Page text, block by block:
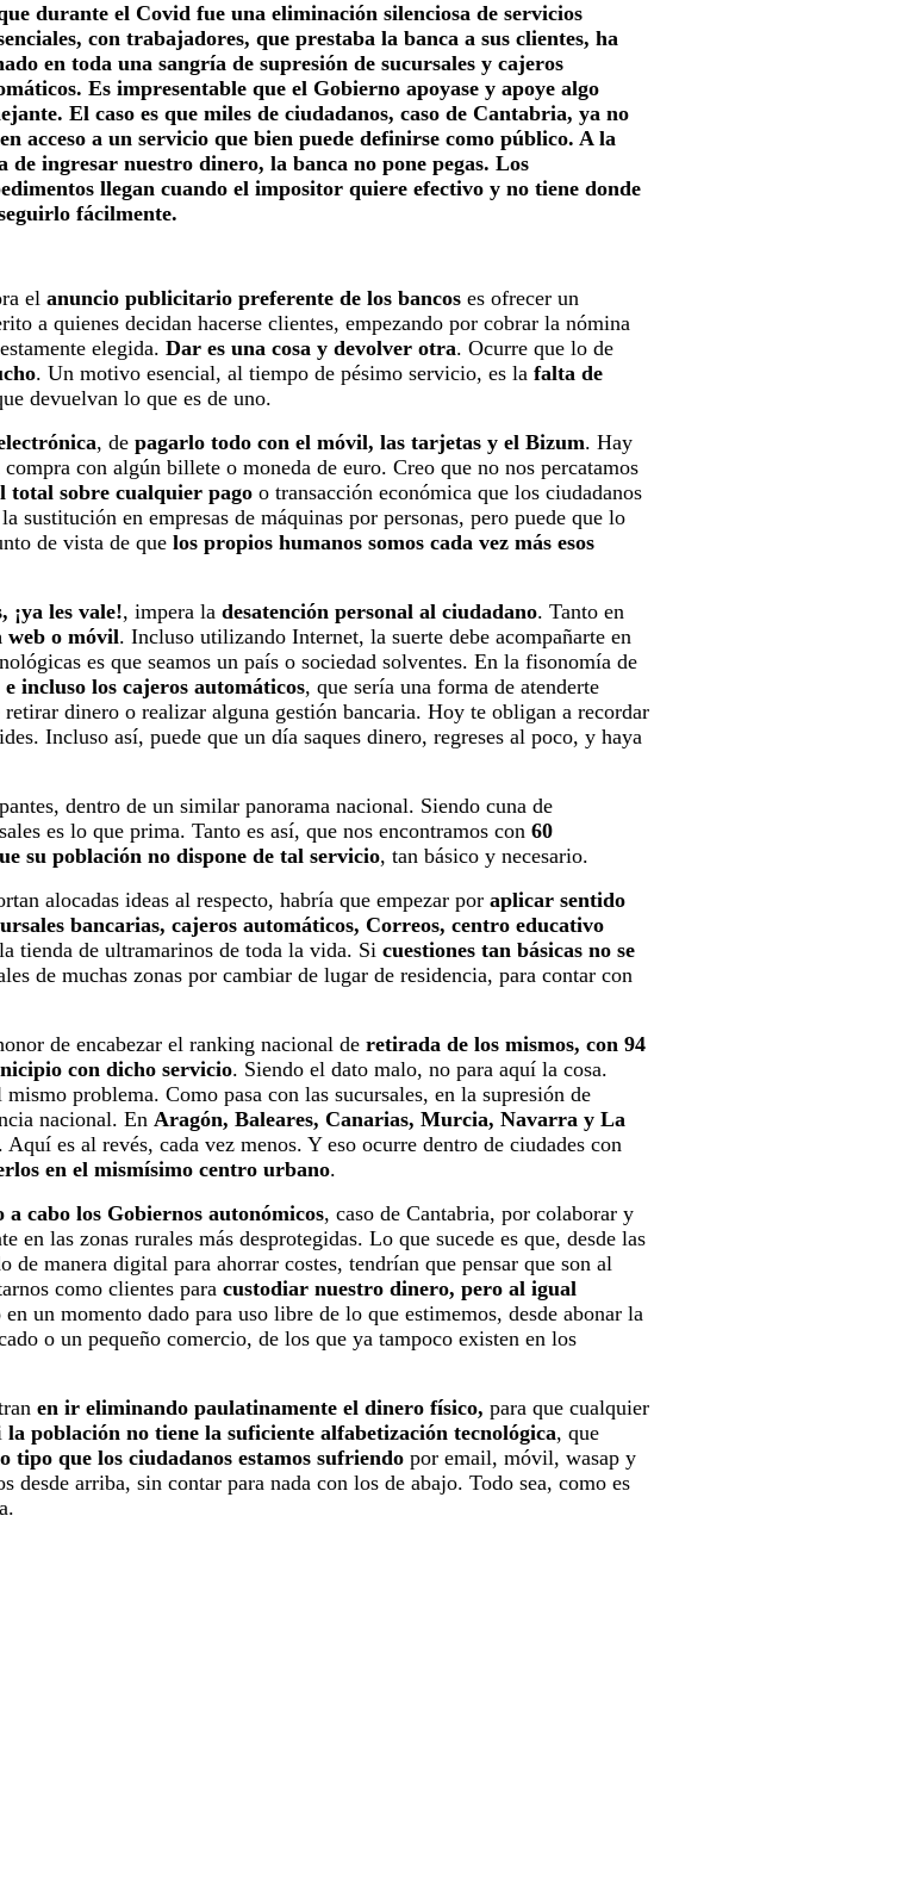
durante el Covid fue una eliminación silenciosa de servicios
con trabajadores, que prestaba la banca a sus clientes, ha
en toda una sangría de supresión de sucursales y cajeros
Es impresentable que el Gobierno apoyase y apoye algo
El caso es que miles de ciudadanos, caso de Cantabria, ya no
acceso a un servicio que bien puede definirse como público. A la
de ingresar nuestro dinero, la banca no pone pegas. Los
llegan cuando el impositor quiere efectivo y no tiene donde
fácilmente.
el anuncio publicitario preferente de los bancos es ofrecer un
a quienes decidan hacerse clientes, empezando por cobrar la nómina
elegida. Dar es una cosa y devolver otra. Ocurre que lo de
. Un motivo esencial, al tiempo de pésimo servicio, es la falta de
devuelvan lo que es de uno.
, de pagarlo todo con el móvil, las tarjetas y el Bizum. Hay
con algún billete o moneda de euro. Creo que no nos percatamos
total sobre cualquier pago o transacción económica que los ciudadanos
sustitución en empresas de máquinas por personas, pero puede que lo
de vista de que los propios humanos somos cada vez más esos
¡ya les vale!, impera la desatención personal al ciudadano. Tanto en
web o móvil. Incluso utilizando Internet, la suerte debe acompañarte en
es que seamos un país o sociedad solventes. En la fisonomía de
incluso los cajeros automáticos, que sería una forma de atenderte
retirar dinero o realizar alguna gestión bancaria. Hoy te obligan a recordar
Incluso así, puede que un día saques dinero, regreses al poco, y haya
dentro de un similar panorama nacional. Siendo cuna de
es lo que prima. Tanto es así, que nos encontramos con 60
su población no dispone de tal servicio, tan básico y necesario.
alocadas ideas al respecto, habría que empezar por aplicar sentido
bancarias, cajeros automáticos, Correos, centro educativo
tienda de ultramarinos de toda la vida. Si cuestiones tan básicas no se
de muchas zonas por cambiar de lugar de residencia, para contar con
de encabezar el ranking nacional de retirada de los mismos, con 94
con dicho servicio. Siendo el dato malo, no para aquí la cosa.
problema. Como pasa con las sucursales, en la supresión de
nacional. En Aragón, Baleares, Canarias, Murcia, Navarra y La
Aquí es al revés, cada vez menos. Y eso ocurre dentro de ciudades con
en el mismísimo centro urbano.
a cabo los Gobiernos autonómicos, caso de Cantabria, por colaborar y
las zonas rurales más desprotegidas. Lo que sucede es que, desde las
de manera digital para ahorrar costes, tendrían que pensar que son al
como clientes para custodiar nuestro dinero, pero al igual
en un momento dado para uso libre de lo que estimemos, desde abonar la
o un pequeño comercio, de los que ya tampoco existen en los
en ir eliminando paulatinamente el dinero físico, para que cualquier
la población no tiene la suficiente alfabetización tecnológica, que
tipo que los ciudadanos estamos sufriendo por email, móvil, wasap y
desde arriba, sin contar para nada con los de abajo. Todo sea, como es